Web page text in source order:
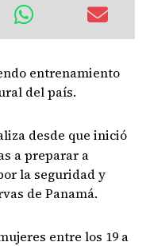
entrenamiento
del país.
desde que inició
a preparar a
la seguridad y
de Panamá.
entre los 19 a